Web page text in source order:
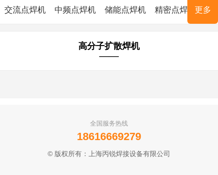
交流点焊机 中频点焊机 储能点焊机 精密点焊机 龙
更多
高分子扩散焊机
——
全国服务热线
18616669279
© 版权所有：上海丙锐焊接设备有限公司